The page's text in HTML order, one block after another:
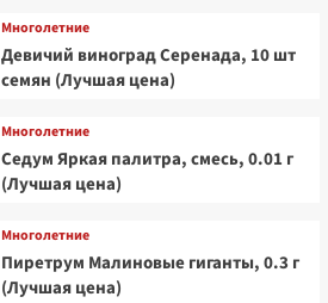
Многолетние
Девичий виноград Серенада, 10 шт
семян (Лучшая цена)
Многолетние
Седум Яркая палитра, смесь, 0.01 г
(Лучшая цена)
Многолетние
Пиретрум Малиновые гиганты, 0.3 г
(Лучшая цена)